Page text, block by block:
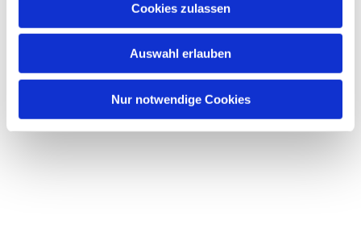
Cookies zulassen
Auswahl erlauben
Nur notwendige Cookies